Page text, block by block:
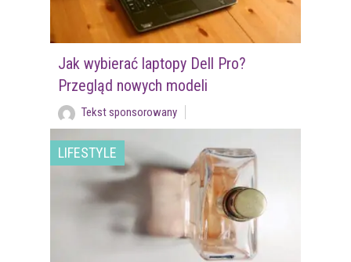
Jak wybierać laptopy Dell Pro?
Przegląd nowych modeli
Tekst sponsorowany
LIFESTYLE